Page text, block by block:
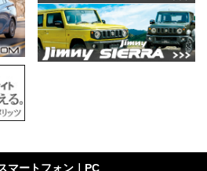
マートフォン｜ PC